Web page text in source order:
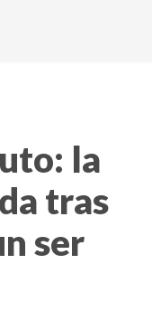
la
tras
ser